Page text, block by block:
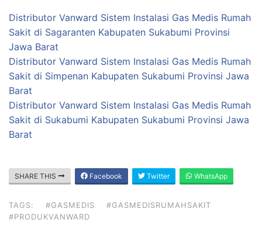
Distributor Vanward Sistem Instalasi Gas Medis Rumah
Sakit di Sagaranten Kabupaten Sukabumi Provinsi
Jawa Barat
Distributor Vanward Sistem Instalasi Gas Medis Rumah
Sakit di Simpenan Kabupaten Sukabumi Provinsi Jawa
Barat
Distributor Vanward Sistem Instalasi Gas Medis Rumah
Sakit di Sukabumi Kabupaten Sukabumi Provinsi Jawa
Barat
SHARE THIS Facebook Twitter WhatsApp
TAGS: #GASMEDIS
#GASMEDISRUMAHSAKIT
#PRODUKVANWARD